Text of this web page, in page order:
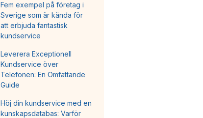
Fem exempel på företag i
Sverige som är kända för
att erbjuda fantastisk
kundservice
Leverera Exceptionell
Kundservice över
Telefonen: En Omfattande
Guide
Höj din kundservice med en
kunskapsdatabas: Varför